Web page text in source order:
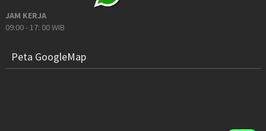
JAM KERJA
09:00 - 17: 00 WIB
Peta GoogleMap